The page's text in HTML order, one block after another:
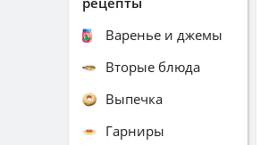
Варенье и джемы
Вторые блюда
Выпечка
Гарниры